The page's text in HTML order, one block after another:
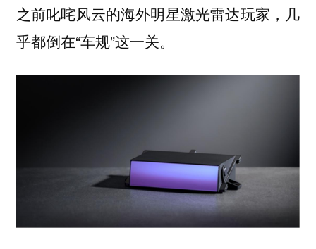
之前叱咤风云的海外明星激光雷达玩家，几
乎都倒在“车规”这一关。